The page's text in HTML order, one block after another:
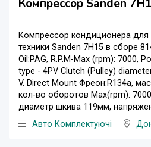
Компрессор Sanden
Компрессор кондиционера для
техники Sanden 7H15 в сборе
Oil:PAG, R.P.M-Max (rpm): 7000,
type - 4PV Clutch (Pulley)
V. Direct Mount Фреон:R134a,
кол-во оборотов Max(rpm):
диаметр шкива 119мм,
Авто Комплектуючі